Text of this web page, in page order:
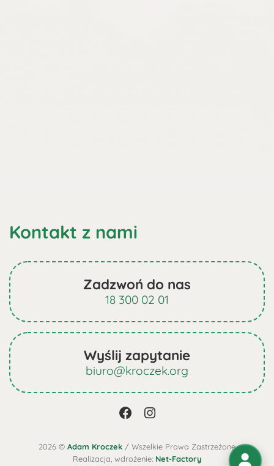
Kontakt z nami
Zadzwoń do nas
18 300 02 01
Wyślij zapytanie
biuro@kroczek.org
2026 © Adam Kroczek / Wszelkie Prawa Zastrzeżone
Realizacja, wdrożenie: Net-Factory